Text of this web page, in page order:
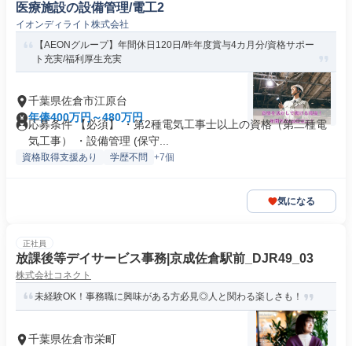
医療施設の設備管理/電工2
イオンディライト株式会社
【AEONグループ】年間休日120日/昨年度賞与4カ月分/資格サポー
ト充実/福利厚生充実
千葉県佐倉市江原台
年俸400万円～480万円
応募条件 【必須】 ・第2種電気工事士以上の資格（第二種電
気工事） ・設備管理 (保守...
資格取得支援あり 学歴不問 +7個
気になる
正社員
放課後等デイサービス事務|京成佐倉駅前_DJR49_03
株式会社コネクト
未経験OK！事務職に興味がある方必見◎人と関わる楽しさも！
千葉県佐倉市栄町